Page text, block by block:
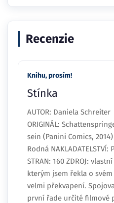
Recenzie
Knihu, prosím!
Stínka
AUTOR: Daniela Schreiter
ORIGINÁL:
sein (Panini Comics,
Rodná NAKLADATELSTVÍ:
STRAN: 160 ZDROJ:
kterým jsem řekla o
velmi překvapení.
první řade určité filmové